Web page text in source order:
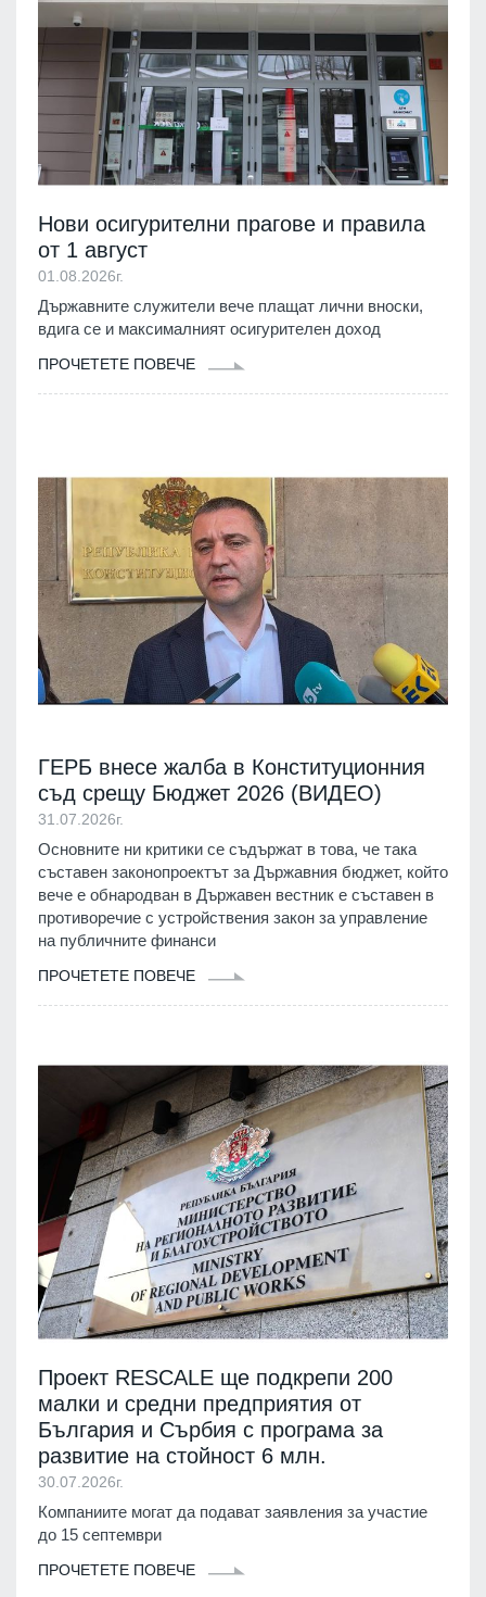
Нови осигурителни прагове и правила
от 1 август
01.08.2026г.
Държавните служители вече плащат лични вноски,
вдига се и максималният осигурителен доход
ПРОЧЕТЕТЕ ПОВЕЧЕ
ГЕРБ внесе жалба в Конституционния
съд срещу Бюджет 2026 (ВИДЕО)
31.07.2026г.
Основните ни критики се съдържат в това, че така
съставен законопроектът за Държавния бюджет, който
вече е обнародван в Държавен вестник е съставен в
противоречие с устройствения закон за управление
на публичните финанси
ПРОЧЕТЕТЕ ПОВЕЧЕ
Проект RESCALE ще подкрепи 200
малки и средни предприятия от
България и Сърбия с програма за
развитие на стойност 6 млн.
30.07.2026г.
Компаниите могат да подават заявления за участие
до 15 септември
ПРОЧЕТЕТЕ ПОВЕЧЕ